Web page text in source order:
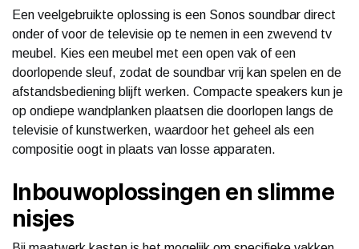
Een veelgebruikte oplossing is een Sonos soundbar direct
onder of voor de televisie op te nemen in een zwevend tv
meubel. Kies een meubel met een open vak of een
doorlopende sleuf, zodat de soundbar vrij kan spelen en de
afstandsbediening blijft werken. Compacte speakers kun je
op ondiepe wandplanken plaatsen die doorlopen langs de
televisie of kunstwerken, waardoor het geheel als een
compositie oogt in plaats van losse apparaten.
Inbouwoplossingen en slimme
nisjes